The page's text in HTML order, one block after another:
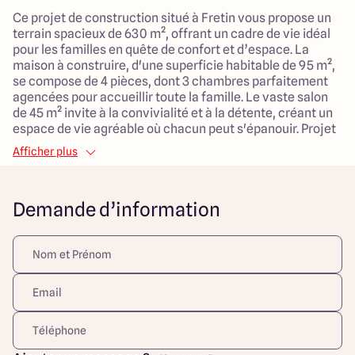
Ce projet de construction situé à Fretin vous propose un
terrain spacieux de 630 m², offrant un cadre de vie idéal
pour les familles en quête de confort et d’espace. La
maison à construire, d'une superficie habitable de 95 m²,
se compose de 4 pièces, dont 3 chambres parfaitement
agencées pour accueillir toute la famille. Le vaste salon
de 45 m² invite à la convivialité et à la détente, créant un
espace de vie agréable où chacun peut s'épanouir. Projet
personnalisable.
propriété, tout en profitant d'une localisation pratique et
ce lieu votre futur chez-vous où chaque membre de la
famille trouvera sa place.
Découvrez toutes nos offres et réalisations ARLOGIS sur
notre site Internet. Visuel d'illustration. Le modèle est
totalement adaptable à vos envies et besoins et
personnalisable grâce à de nombreuses options de
finition. Nous consulter pour plus d’informations. Le prix
Afficher plus
Demande d’information